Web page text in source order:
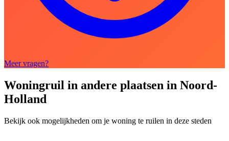
Meer vragen?
Woningruil in andere plaatsen in Noord-
Holland
Bekijk ook mogelijkheden om je woning te ruilen in deze steden